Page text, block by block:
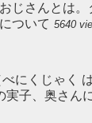
じさんとは
ついて 5640
にくじゃく
実子、奥さん